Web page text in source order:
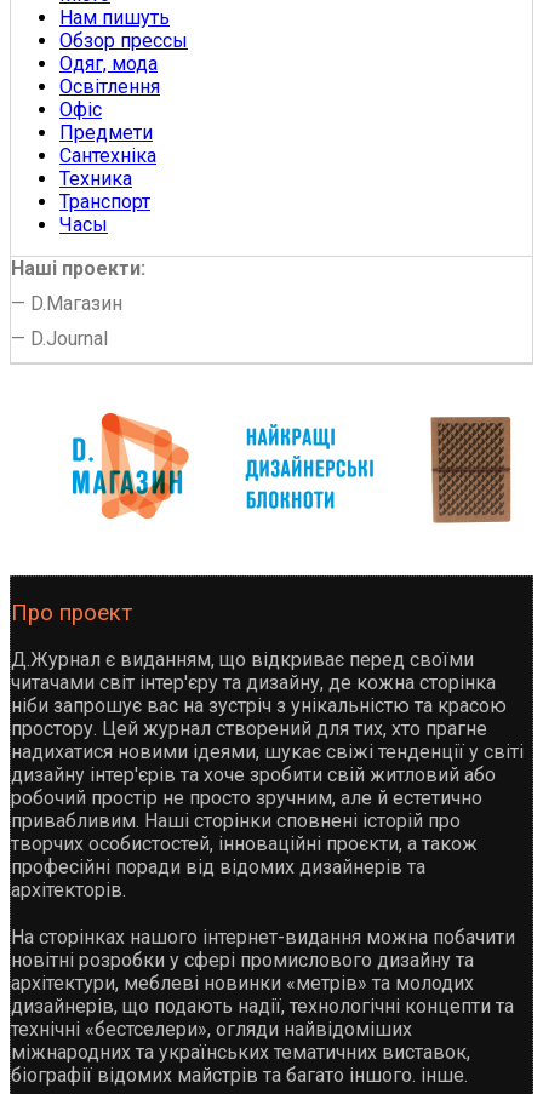
Нам пишуть
Обзор прессы
Одяг, мода
Освітлення
Офіс
Предмети
Сантехніка
Техника
Транспорт
Часы
Наші проекти:
— D.Магазин
— D.Journal
Про проект
Д.Журнал є виданням, що відкриває перед своїми
читачами світ інтер'єру та дизайну, де кожна сторінка
ніби запрошує вас на зустріч з унікальністю та красою
простору. Цей журнал створений для тих, хто прагне
надихатися новими ідеями, шукає свіжі тенденції у світі
дизайну інтер'єрів та хоче зробити свій житловий або
робочий простір не просто зручним, але й естетично
привабливим. Наші сторінки сповнені історій про
творчих особистостей, інноваційні проєкти, а також
професійні поради від відомих дизайнерів та
архітекторів.
На сторінках нашого інтернет-видання можна побачити
новітні розробки у сфері промислового дизайну та
архітектури, меблеві новинки «метрів» та молодих
дизайнерів, що подають надії, технологічні концепти та
технічні «бестселери», огляди найвідоміших
міжнародних та українських тематичних виставок,
біографії відомих майстрів та багато іншого. інше.